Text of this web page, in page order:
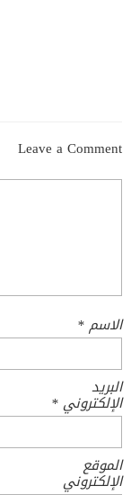
Leave a Comment
الاسم*
البريد
الإلكتروني*
الموقع
الإلكتروني